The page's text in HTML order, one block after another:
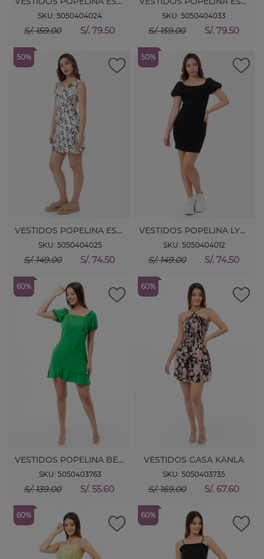
SKU: 5050404024
S/. 159.00 S/. 79.50
SKU: 5050404033
S/. 159.00 S/. 79.50
50%
VESTIDOS POPELINA ESTAMP. BETAN
SKU: 5050404025
S/. 149.00 S/. 74.50
50%
VESTIDOS POPELINA LYC. DENIAN M/CORTA
SKU: 5050404012
S/. 149.00 S/. 74.50
60%
VESTIDOS POPELINA BETSIA
SKU: 5050403763
S/. 139.00 S/. 55.60
60%
VESTIDOS GASA KANLA
SKU: 5050403735
S/. 169.00 S/. 67.60
60% 60%